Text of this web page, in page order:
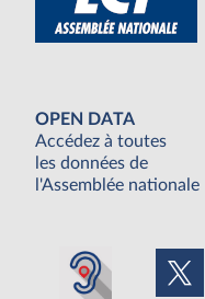
OPEN DATA
Accédez à toutes
les données de
l'Assemblée nationale